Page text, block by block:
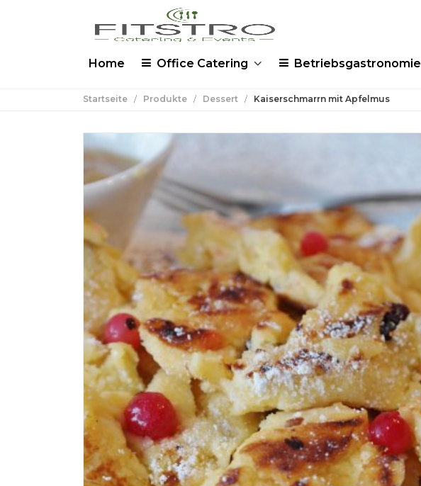
Home Office Catering Betriebsgastronomie
Startseite / Produkte / Dessert / Kaiserschmarrn mit Apfelmus